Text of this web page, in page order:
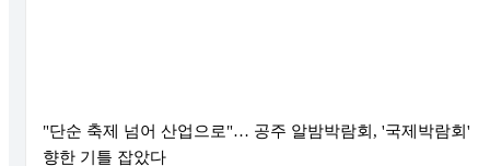
"단순 축제 넘어 산업으로"… 공주 알밤박람회, '국제박람회'
향한 기틀 잡았다